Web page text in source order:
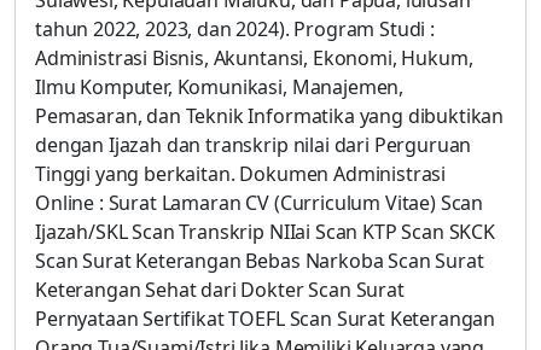
tahun 2022, 2023, dan 2024). Program Studi :
Administrasi Bisnis, Akuntansi, Ekonomi, Hukum,
Ilmu Komputer, Komunikasi, Manajemen,
Pemasaran, dan Teknik Informatika yang dibuktikan
dengan Ijazah dan transkrip nilai dari Perguruan
Tinggi yang berkaitan. Dokumen Administrasi
Online : Surat Lamaran CV (Curriculum Vitae) Scan
Ijazah/SKL Scan Transkrip NIIai Scan KTP Scan SKCK
Scan Surat Keterangan Bebas Narkoba Scan Surat
Keterangan Sehat dari Dokter Scan Surat
Pernyataan Sertifikat TOEFL Scan Surat Keterangan